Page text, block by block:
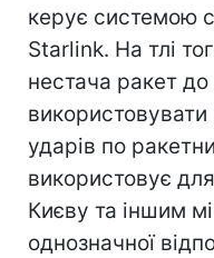
керує системою
Starlink. На тлі
нестача ракет
ударів по
використовує
Києву та іншим
однозначної